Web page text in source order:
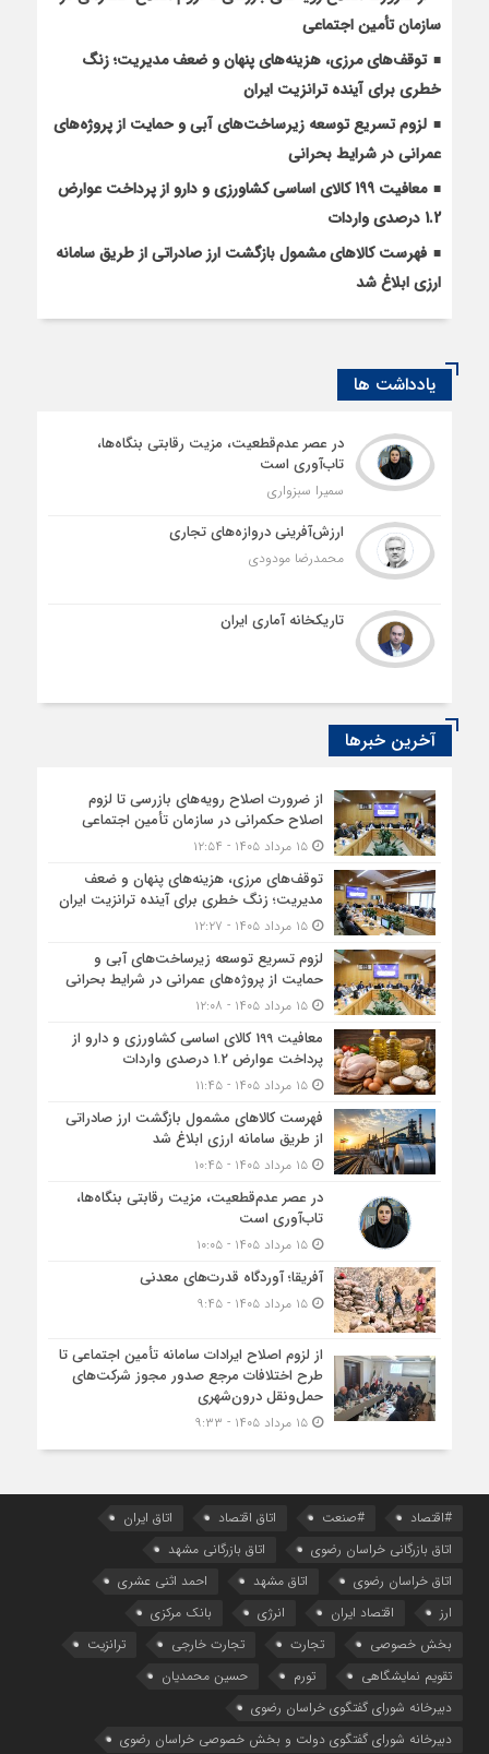
سازمان تأمین اجتماعی
توقف‌های مرزی، هزینه‌های پنهان و ضعف مدیریت؛ زنگ
خطری برای آینده ترانزیت ایران
لزوم تسریع توسعه زیرساخت‌های آبی و حمایت از پروژه‌های
عمرانی در شرایط بحرانی
معافیت 199 کالای اساسی کشاورزی و دارو از پرداخت عوارض
1.2 درصدی واردات
فهرست کالاهای مشمول بازگشت ارز صادراتی از طریق سامانه
ارزی ابلاغ شد
یادداشت ها
در عصر عدم‌قطعیت، مزیت رقابتی بنگاه‌ها،
تاب‌آوری است
سمیرا سبزواری
ارزش‌آفرینی دروازه‌های تجاری
محمدرضا مودودی
تاریکخانه آماری ایران
آخرین خبرها
از ضرورت اصلاح رویه‌های بازرسی تا لزوم
اصلاح حکمرانی در سازمان تأمین اجتماعی
۱۵ مرداد ۱۴۰۵ - ۱۲:۵۴
توقف‌های مرزی، هزینه‌های پنهان و ضعف
مدیریت؛ زنگ خطری برای آینده ترانزیت ایران
۱۵ مرداد ۱۴۰۵ - ۱۲:۲۷
لزوم تسریع توسعه زیرساخت‌های آبی و
حمایت از پروژه‌های عمرانی در شرایط بحرانی
۱۵ مرداد ۱۴۰۵ - ۱۲:۰۸
معافیت 199 کالای اساسی کشاورزی و دارو از
پرداخت عوارض 1.2 درصدی واردات
۱۵ مرداد ۱۴۰۵ - ۱۱:۴۵
فهرست کالاهای مشمول بازگشت ارز صادراتی
از طریق سامانه ارزی ابلاغ شد
۱۵ مرداد ۱۴۰۵ - ۱۰:۴۵
در عصر عدم‌قطعیت، مزیت رقابتی بنگاه‌ها،
تاب‌آوری است
۱۵ مرداد ۱۴۰۵ - ۱۰:۰۵
آفریقا؛ آوردگاه قدرت‌های معدنی
۱۵ مرداد ۱۴۰۵ - ۹:۴۵
از لزوم اصلاح ایرادات سامانه تأمین اجتماعی تا
طرح اختلافات مرجع صدور مجوز شرکت‌های
حمل‌ونقل درون‌شهری
۱۵ مرداد ۱۴۰۵ - ۹:۳۳
#اقتصاد #صنعت اتاق اقتصاد
اتاق ایران
اتاق بازرگانی خراسان رضوی
اتاق بازرگانی مشهد
اتاق خراسان رضوی
اتاق مشهد
احمد اثنی عشری
ارز
اقتصاد ایران انرژی
بانک مرکزی
بخش خصوصی
تجارت تجارت خارجی
ترانزیت
تقویم نمایشگاهی
تورم
حسین محمدیان
دبیرخانه شورای گفتگوی خراسان رضوی
دبیرخانه شورای گفتگوی دولت و بخش خصوصی خراسان رضوی